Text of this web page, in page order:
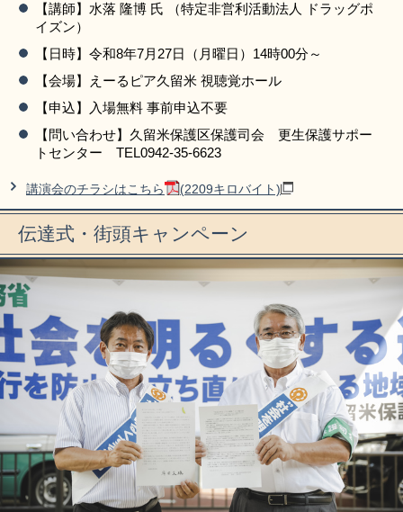
【講師】水落 隆博 氏 （特定非営利活動法人 ドラッグポ
イズン）
【日時】令和8年7月27日（月曜日）14時00分～
【会場】えーるピア久留米 視聴覚ホール
【申込】入場無料 事前申込不要
【問い合わせ】久留米保護区保護司会 更生保護サポー
トセンター TEL0942-35-6623
講演会のチラシはこちら (2209キロバイト)
伝達式・街頭キャンペーン